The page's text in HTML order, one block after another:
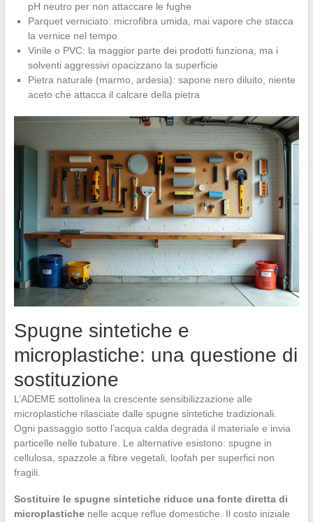
pH neutro per non attaccare le fughe
Parquet verniciato: microfibra umida, mai vapore che stacca
la vernice nel tempo
Vinile o PVC: la maggior parte dei prodotti funziona, ma i
solventi aggressivi opacizzano la superficie
Pietra naturale (marmo, ardesia): sapone nero diluito, niente
aceto che attacca il calcare della pietra
Spugne sintetiche e
microplastiche: una questione di
sostituzione
L’ADEME sottolinea la crescente sensibilizzazione alle
microplastiche rilasciate dalle spugne sintetiche tradizionali.
Ogni passaggio sotto l’acqua calda degrada il materiale e invia
particelle nelle tubature. Le alternative esistono: spugne in
cellulosa, spazzole a fibre vegetali, loofah per superfici non
fragili.
Sostituire le spugne sintetiche riduce una fonte diretta di
microplastichenelle acque reflue domestiche. Il costo iniziale